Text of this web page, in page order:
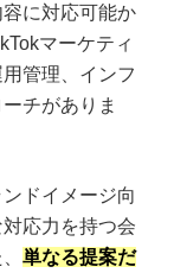
に対応可能か
マーケティ
管理、インフ
チがありま
ドイメージ向
応力を持つ会
単なる提案だ